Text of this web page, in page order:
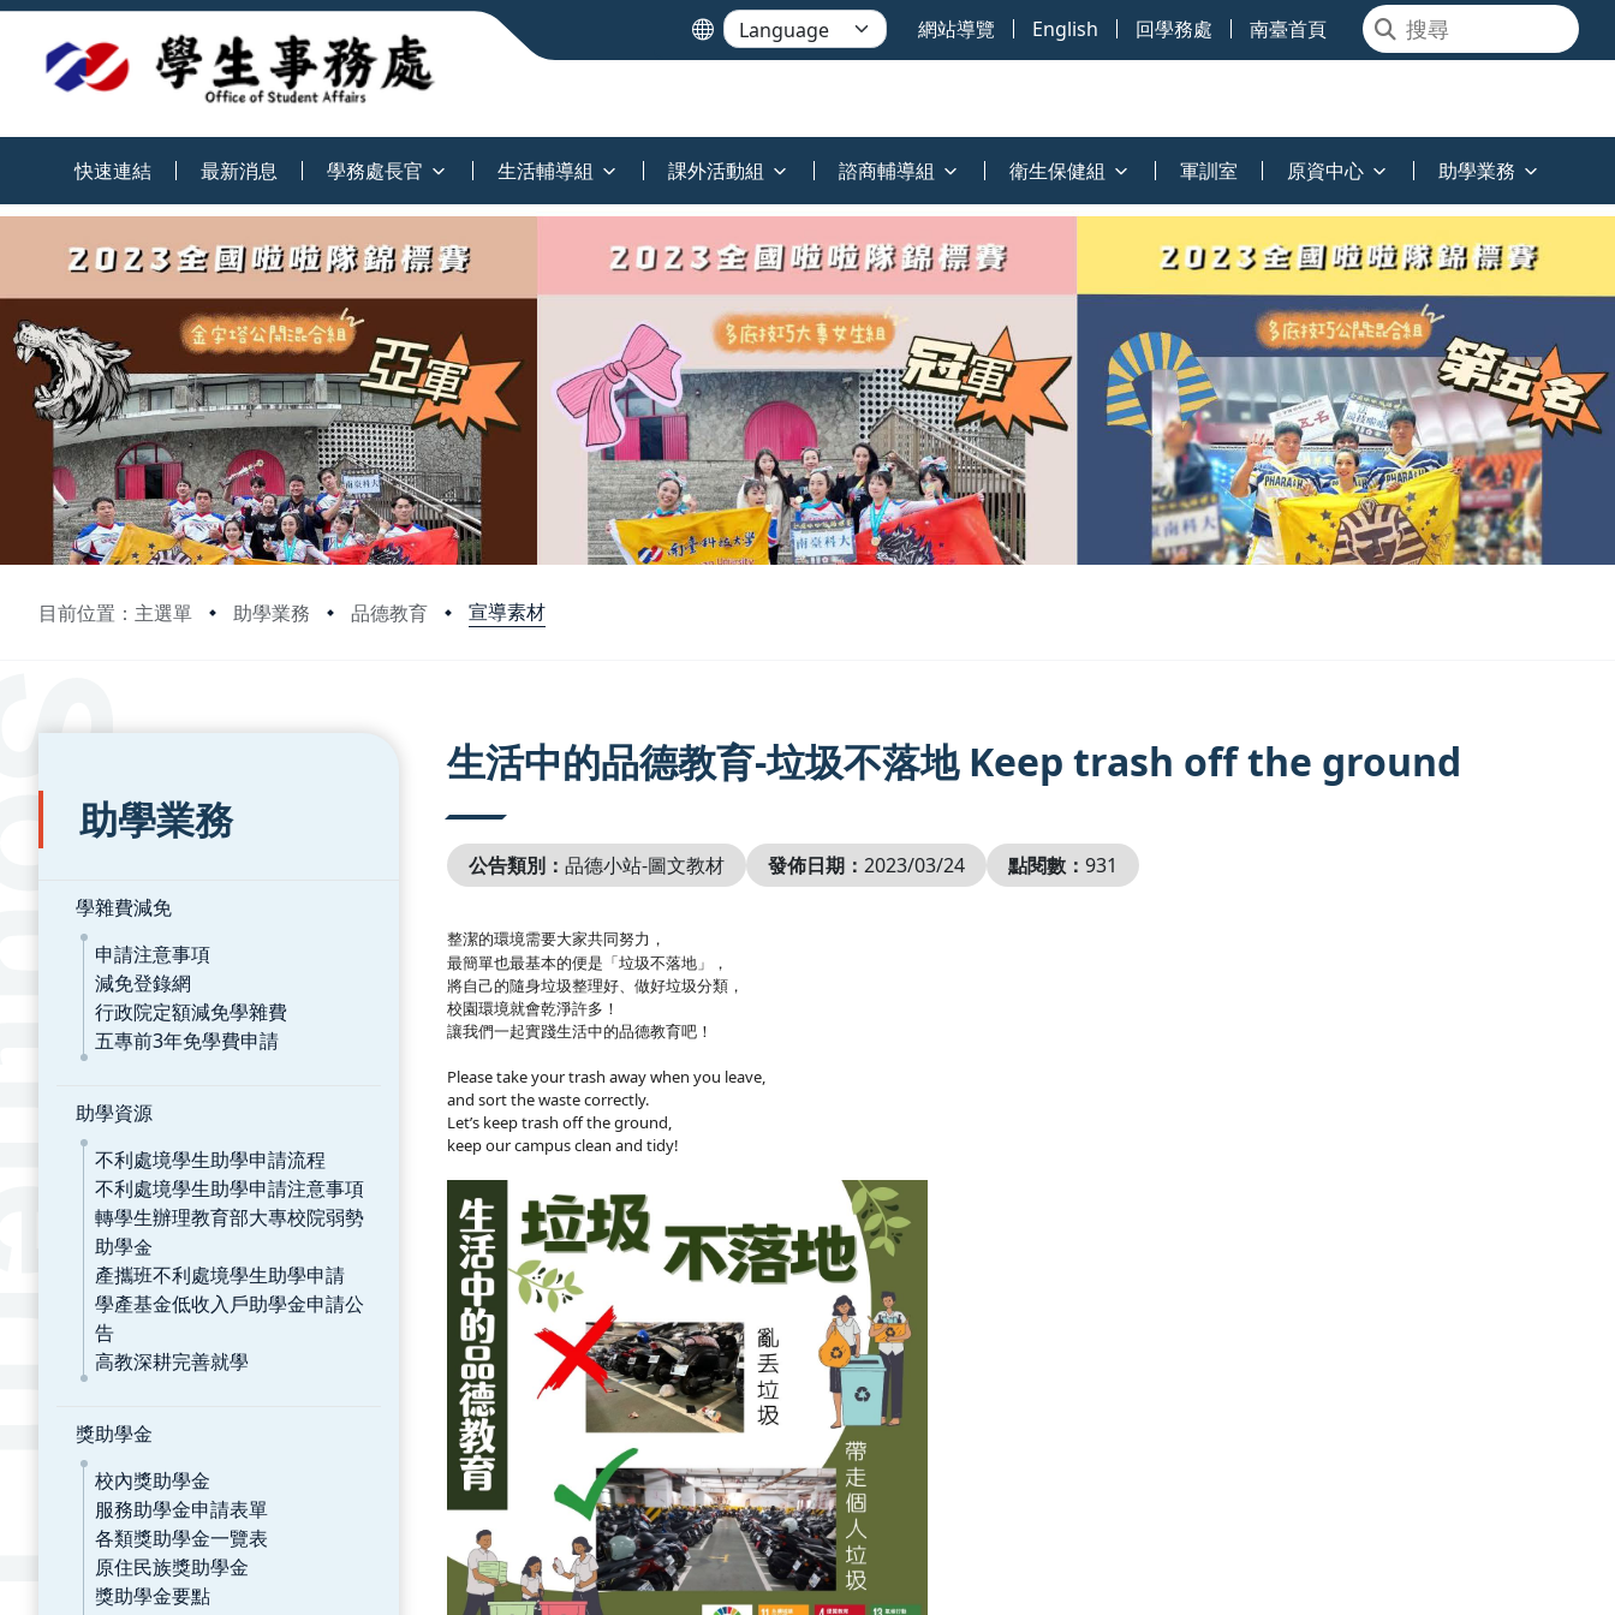
網站導覽 English 回學務處 南臺首頁
快速連結 最新消息 學務處長官 生活輔導組 課外活動組 諮商輔導組 衛生保健組 軍訓室 原資中心 助學業務
目前位置：主選單 助學業務 品德教育 宣導素材
:::
助學業務
學雜費減免
申請注意事項
減免登錄網
行政院定額減免學雜費
五專前3年免學費申請
助學資源
不利處境學生助學申請流程
不利處境學生助學申請注意事項
轉學生辦理教育部大專校院弱勢
助學金
產攜班不利處境學生助學申請
學產基金低收入戶助學金申請公
告
高教深耕完善就學
獎助學金
校內獎助學金
服務助學金申請表單
各類獎助學金一覽表
原住民族獎助學金
獎助學金要點
生活中的品德教育-垃圾不落地 Keep trash off the ground
公告類別： 品德小站-圖文教材 發佈日期： 2023/03/24 點閱數： 931
整潔的環境需要大家共同努力，
最簡單也最基本的便是「垃圾不落地」，
將自己的隨身垃圾整理好、做好垃圾分類，
校園環境就會乾淨許多！
讓我們一起實踐生活中的品德教育吧！
Please take your trash away when you leave,
and sort the waste correctly.
Let’s keep trash off the ground,
keep our campus clean and tidy!